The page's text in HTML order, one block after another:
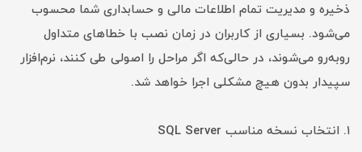
ذخیره و مدیریت تمام اطلاعات مالی و حسابداری شما محسوب
می‌شود. بسیاری از کاربران در زمان نصب با خطاهای متداول
روبه‌رو می‌شوند، در حالی‌که اگر مراحل را اصولی طی کنند، نرم‌افزار
سپیدار بدون هیچ مشکلی اجرا خواهد شد.
۱. انتخاب نسخه مناسب SQL Server